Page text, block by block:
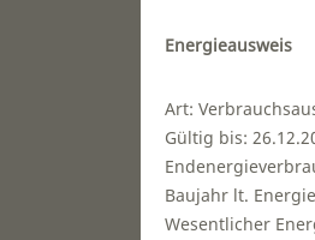
Energieausweis
Art:
Gültig bis:
Baujahr lt.
Wesentlicher